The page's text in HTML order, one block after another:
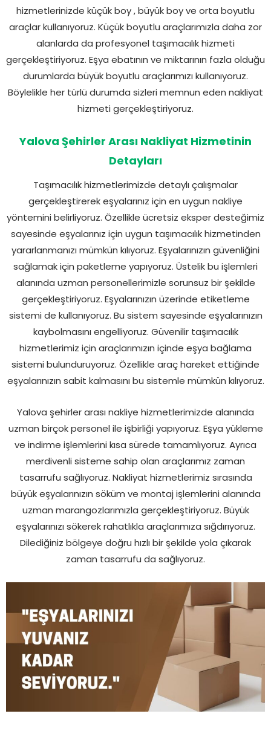
hizmetlerinizde küçük boy , büyük boy ve orta boyutlu
araçlar kullanıyoruz. Küçük boyutlu araçlarımızla daha zor
alanlarda da profesyonel taşımacılık hizmeti
gerçekleştiriyoruz. Eşya ebatının ve miktarının fazla olduğu
durumlarda büyük boyutlu araçlarımızı kullanıyoruz.
Böylelikle her türlü durumda sizleri memnun eden nakliyat
hizmeti gerçekleştiriyoruz.
Yalova Şehirler Arası Nakliyat Hizmetinin
Detayları
Taşımacılık hizmetlerimizde detaylı çalışmalar
gerçekleştirerek eşyalarınız için en uygun nakliye
yöntemini belirliyoruz. Özellikle ücretsiz eksper desteğimiz
sayesinde eşyalarınız için uygun taşımacılık hizmetinden
yararlanmanızı mümkün kılıyoruz. Eşyalarınızın güvenliğini
sağlamak için paketleme yapıyoruz. Üstelik bu işlemleri
alanında uzman personellerimizle sorunsuz bir şekilde
gerçekleştiriyoruz. Eşyalarınızın üzerinde etiketleme
sistemi de kullanıyoruz. Bu sistem sayesinde eşyalarınızın
kaybolmasını engelliyoruz. Güvenilir taşımacılık
hizmetlerimiz için araçlarımızın içinde eşya bağlama
sistemi bulunduruyoruz. Özellikle araç hareket ettiğinde
eşyalarınızın sabit kalmasını bu sistemle mümkün kılıyoruz.
Yalova şehirler arası nakliye hizmetlerimizde alanında
uzman birçok personel ile işbirliği yapıyoruz. Eşya yükleme
ve indirme işlemlerini kısa sürede tamamlıyoruz. Ayrıca
merdivenli sisteme sahip olan araçlarımız zaman
tasarrufu sağlıyoruz. Nakliyat hizmetlerimiz sırasında
büyük eşyalarınızın söküm ve montaj işlemlerini alanında
uzman marangozlarımızla gerçekleştiriyoruz. Büyük
eşyalarınızı sökerek rahatlıkla araçlarımıza sığdırıyoruz.
Dilediğiniz bölgeye doğru hızlı bir şekilde yola çıkarak
zaman tasarrufu da sağlıyoruz.